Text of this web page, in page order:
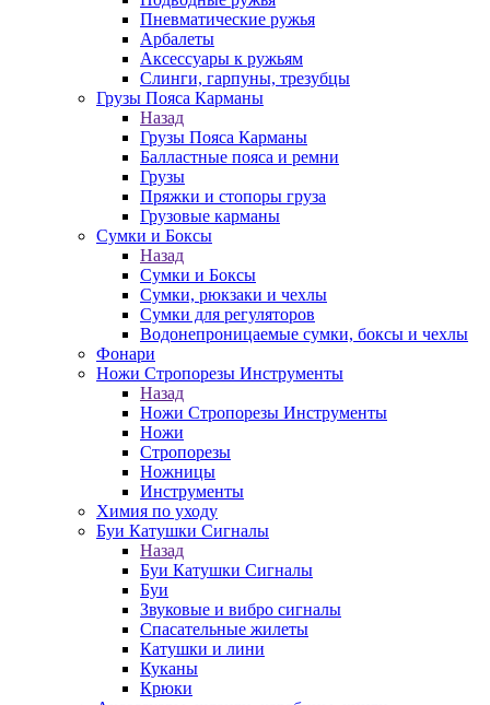
Пневматические ружья
Арбалеты
Аксессуары к ружьям
Слинги, гарпуны, трезубцы
Грузы Пояса Карманы
Назад
Грузы Пояса Карманы
Балластные пояса и ремни
Грузы
Пряжки и стопоры груза
Грузовые карманы
Сумки и Боксы
Назад
Сумки и Боксы
Сумки, рюкзаки и чехлы
Сумки для регуляторов
Водонепроницаемые сумки, боксы и чехлы
Фонари
Ножи Стропорезы Инструменты
Назад
Ножи Стропорезы Инструменты
Ножи
Стропорезы
Ножницы
Инструменты
Химия по уходу
Буи Катушки Сигналы
Назад
Буи Катушки Сигналы
Буи
Звуковые и вибро сигналы
Спасательные жилеты
Катушки и лини
Куканы
Крюки